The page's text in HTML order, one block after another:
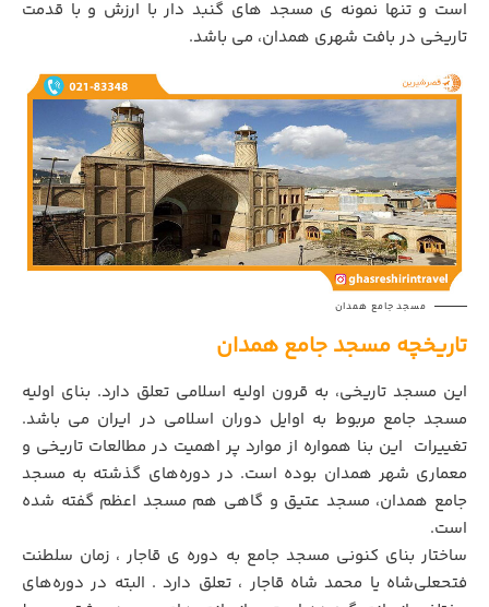
است و تنها نمونه ی مسجد های گنبد دار با ارزش و با قدمت
تاریخی در بافت شهری همدان، می باشد.
مسجد جامع همدان
تاریخچه مسجد جامع همدان
این مسجد تاریخی، به قرون اولیه اسلامی تعلق دارد. بنای اولیه
مسجد جامع مربوط به اوایل دوران اسلامی در ایران می باشد.
تغییرات این بنا همواره از موارد پر اهمیت در مطالعات تاریخی و
معماری شهر همدان بوده است. در دوره‌های گذشته به مسجد
جامع همدان، مسجد عتیق و گاهی هم مسجد اعظم گفته شده
است.
ساختار بنای کنونی مسجد جامع به دوره ی قاجار ، زمان سلطنت
فتحعلی‌شاه یا محمد شاه قاجار ، تعلق دارد . البته در دوره‌های